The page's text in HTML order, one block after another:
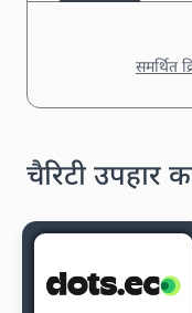
समर्थित
चैरिटी उपहार